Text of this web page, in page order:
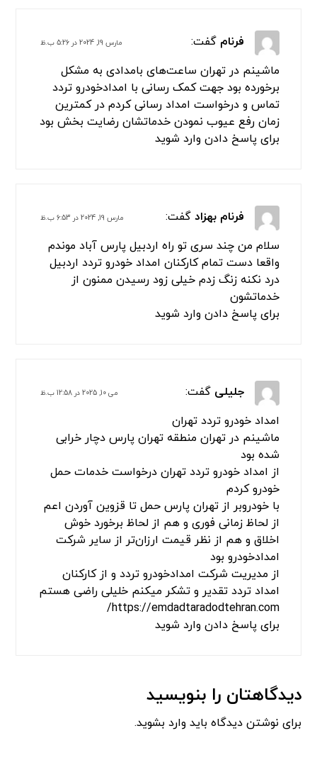
فرنام گفت: مارس 19, 2024 در 5:26 ب.ظ
ماشینم در تهران ساعت‌های بامدادی به مشکل
برخورده بود جهت کمک رسانی با امدادخودرو تردد
تماس و درخواست امداد رسانی کردم در کمترین
زمان رفع عیوب نمودن خدماتشان رضایت بخش بود
برای پاسخ دادن وارد شوید
فرنام بهزاد گفت: مارس 19, 2024 در 6:53 ب.ظ
سلام من چند سری تو راه اردبیل پارس آباد موندم
واقعا دست تمام کارکنان امداد خودرو تردد اردبیل
درد نکنه زنگ زدم خیلی زود رسیدن ممنون از
خدماتشون
برای پاسخ دادن وارد شوید
جلیلی گفت: می 10, 2025 در 12:58 ب.ظ
امداد خودرو تردد تهران
ماشینم در تهران منطقه تهران پارس دچار خرابی
شده بود
از امداد خودرو تردد تهران درخواست خدمات حمل
خودرو کردم
با خودروبر از تهران پارس حمل تا قزوین آوردن اعم
از لحاظ زمانی فوری و هم از لحاظ برخورد خوش
اخلاق و هم از نظر قیمت ارزان‌تر از سایر شرکت
امدادخودرو بود
از مدیریت شرکت امدادخودرو تردد و از کارکنان
امداد تردد تقدیر و تشکر میکنم خلیلی راضی هستم
https://emdadtaradodtehran.com/
برای پاسخ دادن وارد شوید
دیدگاهتان را بنویسید
برای نوشتن دیدگاه باید وارد بشوید.